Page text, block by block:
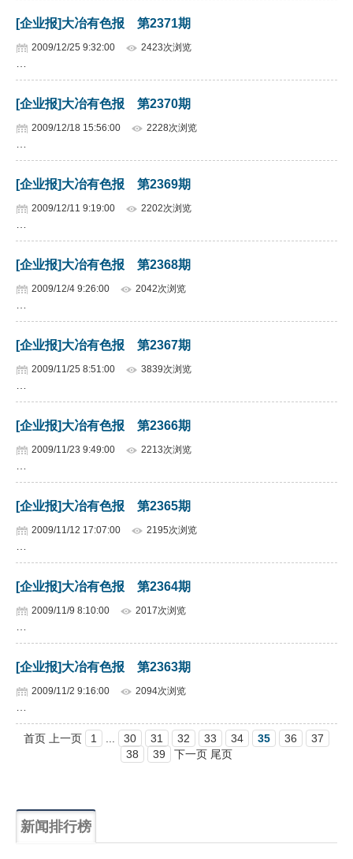
[企业报]大冶有色报 第2371期
2009/12/25 9:32:00 2423次浏览
[企业报]大冶有色报 第2370期
2009/12/18 15:56:00 2228次浏览
[企业报]大冶有色报 第2369期
2009/12/11 9:19:00 2202次浏览
[企业报]大冶有色报 第2368期
2009/12/4 9:26:00 2042次浏览
[企业报]大冶有色报 第2367期
2009/11/25 8:51:00 3839次浏览
[企业报]大冶有色报 第2366期
2009/11/23 9:49:00 2213次浏览
[企业报]大冶有色报 第2365期
2009/11/12 17:07:00 2195次浏览
[企业报]大冶有色报 第2364期
2009/11/9 8:10:00 2017次浏览
[企业报]大冶有色报 第2363期
2009/11/2 9:16:00 2094次浏览
首页 上一页 1 30 31 32 33 34 35 36
37
38
39 下一页 尾页
新闻排行榜